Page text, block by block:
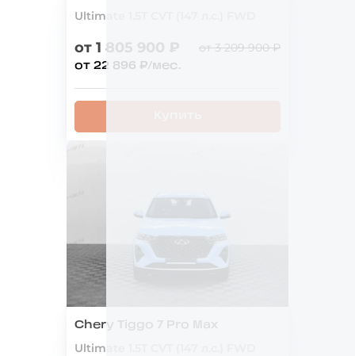
Ultimate 1.5T CVT (147 л.с.) FWD
от 1 805 900 ₽ от 3 209 900 ₽
от 22 896 ₽/мес.
Chery Tiggo 7 Pro Max
Ultimate 1.5T CVT (147 л.с.) FWD